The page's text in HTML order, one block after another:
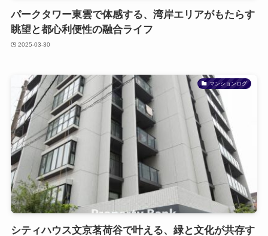
パークタワー東雲で体感する、湾岸エリアがもたらす
眺望と都心利便性の融合ライフ
2025-03-30
マンションログ
シティハウス文京茗荷谷で叶える、緑と文化が共存す